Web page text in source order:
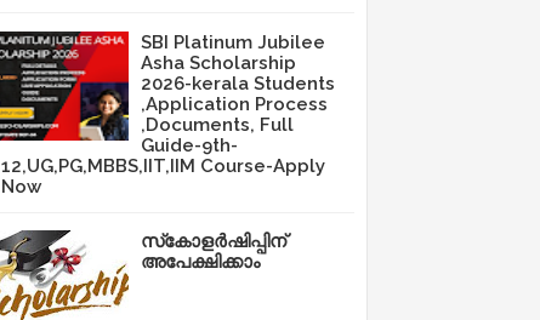
SBI Platinum Jubilee
Asha Scholarship
2026-kerala Students
,Application Process
,Documents, Full
Guide-9th-
12,UG,PG,MBBS,IIT,IIM Course-Apply
Now
സ്‌കോളർഷിപ്പിന്
അപേക്ഷിക്കാം